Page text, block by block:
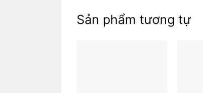
Sản phẩm tương tự